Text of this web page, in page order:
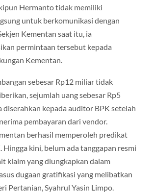
Hermanto tidak memiliki
untuk berkomunikasi dengan
Kementan saat itu, ia
permintaan tersebut kepada
Kementan.
sebesar Rp12 miliar tidak
sejumlah uang sebesar Rp5
diserahkan kepada auditor BPK setelah
pembayaran dari vendor.
berhasil memperoleh predikat
Hingga kini, belum ada tanggapan resmi
klaim yang diungkapkan dalam
dugaan gratifikasi yang melibatkan
Pertanian, Syahrul Yasin Limpo.